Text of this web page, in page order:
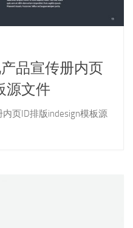
品宣传册内页
源文件
页ID排版indesign模板源